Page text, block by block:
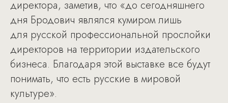
директора, заметив, что «до сегодняшнего
дня Бродович являлся кумиром лишь
для русской профессиональной прослойки
директоров на территории издательского
бизнеса. Благодаря этой выставке все будут
понимать, что есть русские в мировой
культуре».